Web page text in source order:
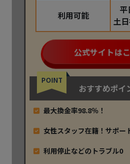
利用可能
平
土
公式サイトは
POINT
おすすめポイ
最大換金率98.8％！
女性スタッフ在籍！サポー
利用停止などのトラブル0